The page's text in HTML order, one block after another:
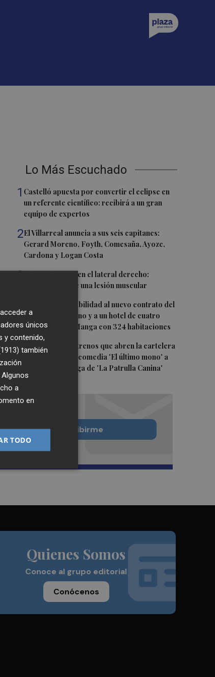
Lo Más Escuchado
1 Castelló apuesta por convertir el eclipse en
un referente científico: recibirá a un gran
equipo de expertos
2El Villarreal anuncia a sus seis capitanes:
Gerard Moreno, Foyth, Comesaña, Ayoze,
Cardona y Logan Costa
3Más problemas en el lateral derecho:
Monferrer sufre una lesión muscular
San Javier da viabilidad al nuevo contrato del
transporte urbano y a un hotel de cuatro
estrellas en La Manga con 324 habitaciones
5 Estos son los estrenos que abren la cartelera
en agosto: de la comedia 'El último mono' a
una nueva entrega de 'La Patrulla Canina'
Quiero suscribirme
Quienes Somos
Conoce al grupo editorial
Conócenos
a
únicos
y contenido,
también
a
en
TODO